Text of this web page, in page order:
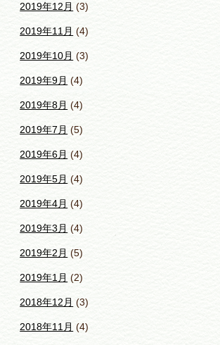
2019年12月 (3)
2019年11月 (4)
2019年10月 (3)
2019年9月 (4)
2019年8月 (4)
2019年7月 (5)
2019年6月 (4)
2019年5月 (4)
2019年4月 (4)
2019年3月 (4)
2019年2月 (5)
2019年1月 (2)
2018年12月 (3)
2018年11月 (4)